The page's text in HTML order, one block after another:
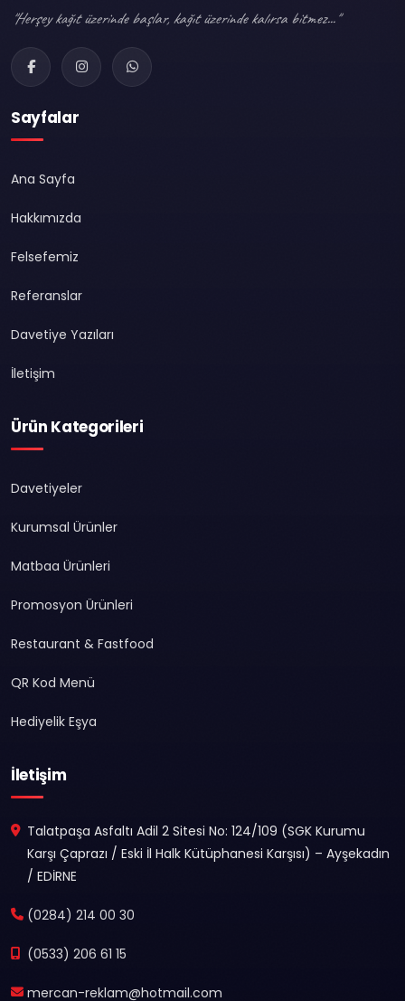
"Herşey kağıt üzerinde başlar, kağıt üzerinde kalırsa bitmez..."
Sayfalar
Ana Sayfa
Hakkımızda
Felsefemiz
Referanslar
Davetiye Yazıları
İletişim
Ürün Kategorileri
Davetiyeler
Kurumsal Ürünler
Matbaa Ürünleri
Promosyon Ürünleri
Restaurant & Fastfood
QR Kod Menü
Hediyelik Eşya
İletişim
Talatpaşa Asfaltı Adil 2 Sitesi No: 124/109 (SGK Kurumu
Karşı Çaprazı / Eski İl Halk Kütüphanesi Karşısı) – Ayşekadın
/ EDİRNE
(0284) 214 00 30
(0533) 206 61 15
mercan-reklam@hotmail.com